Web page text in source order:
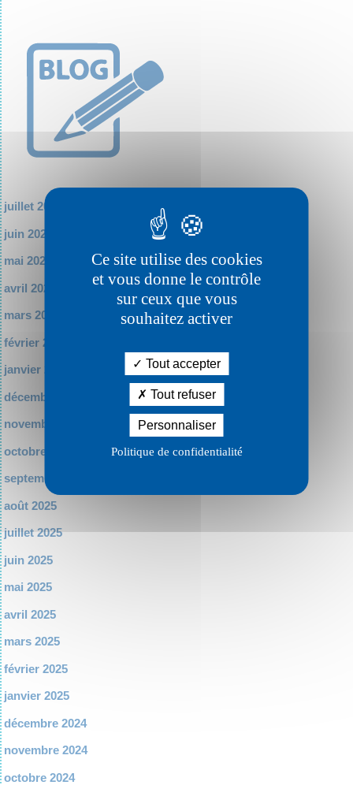
Ce site utilise des cookies
et vous donne le contrôle
sur ceux que vous
souhaitez activer
Tout accepter
Tout refuser
Personnaliser
Politique de confidentialité
juillet 2026
juin 2026
mai 2026
avril 2026
mars 2026
février 2026
janvier 2026
décembre 2025
novembre 2025
octobre 2025
septembre 2025
août 2025
juillet 2025
juin 2025
mai 2025
avril 2025
mars 2025
février 2025
janvier 2025
décembre 2024
novembre 2024
octobre 2024